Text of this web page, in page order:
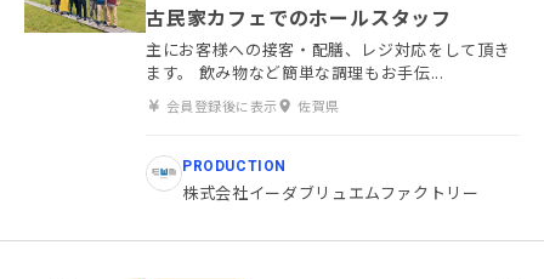
古民家カフェでのホールスタッフ
主にお客様への接客・配膳、レジ対応をして頂き
ます。 飲み物など簡単な調理もお手伝...
会員登録後に表示 佐賀県
PRODUCTION
株式会社イーダブリュエムファクトリー